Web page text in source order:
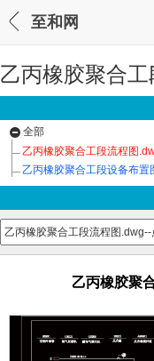
至和网
乙丙橡胶聚合
全部
乙丙橡胶聚合工段流程图
乙丙橡胶聚合工段设备布置
乙丙橡胶聚